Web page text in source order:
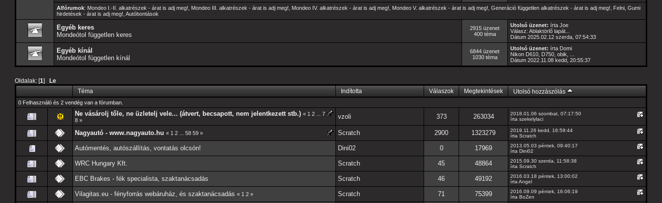
Alfórumok: Mondeo I.-II. alkatrészek - árat is adj meg! Mondeo III. alkatrészek - árat is adj meg! Mondeo IV. alkatrészek - árat is adj meg! Mondeo V. alkatrészek - árat is adj meg! Generáció független alkatrészek - árat is adj meg!
Felni, Gumi
hirdetések - árat is adj meg! Autóbontások
Egyéb keres
Mondeótol független keres
2915 üzenet
400 téma
Utolsó üzenet: írta Joe
Válasz: Ablaktörlő lapát...
Dátum 2025.02.12 szerda, 07:54:33
Egyéb kínál
Mondeótol független kínál
6844 üzenet
1030 téma
Utolsó üzenet: írta Domi
Nikon D610, D750, obik, ...
Dátum 2022.11.08 kedd, 20:55:37
Oldalak: [1]
Le
Téma
Indította Válaszok Megtekintések Utolsó hozzászólás
0 Felhasználó és 2 vendég van a fórumban.
Ne vásárolj tőle, ne üzletelj vele... (átvert, becsapott, nem jelentkezett stb.) « 1 2 ... 7
8 » vzoli 373 263034
2018.01.06 szombat, 07:17:50
írta szekelylaci
Nagyautó - www.nagyauto.hu « 1 2 ... 58 59 » Scratch 2900 1323279
2019.11.26 kedd, 16:59:44
írta Scratch
Autómentés, autószállítás, vontatás olcsón! Dini02 0 17969
2013.05.03 péntek, 09:40:17
írta Dini02
WRC Hungary Kft. Scratch 45 48864
2015.09.30 szerda, 11:58:38
írta Scratch
EBC Brakes - fék specialista, szaktanácsadás Scratch 46 49192
2016.03.18 péntek, 13:00:02
írtaAngel
Vilagitas.eu - fényforrás webáruház, és szaktanácsadás « 1 2 » Scratch 71 75399
2016.09.09 péntek, 16:06:19
írta BoZen